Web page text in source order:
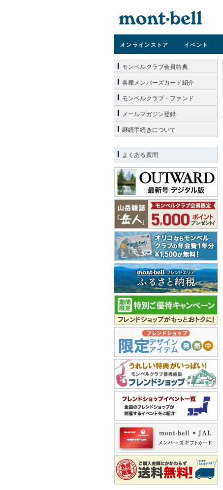
オンラインストア イベント
モンベルクラブ会員特典
各種メンバーズカード紹介
モンベルクラブ・ファンド
メールマガジン登録
継続手続きについて
よくある質問